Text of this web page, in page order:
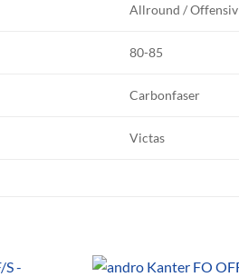
Allround / Offensiv
80-85
Carbonfaser
Victas